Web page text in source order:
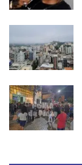
Minas Gerais